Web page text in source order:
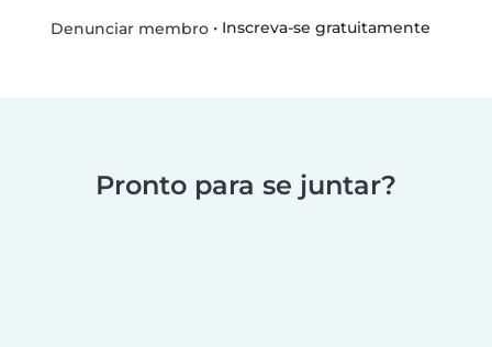
Denunciar membro• Inscreva-se gratuitamente
Pronto para se juntar?